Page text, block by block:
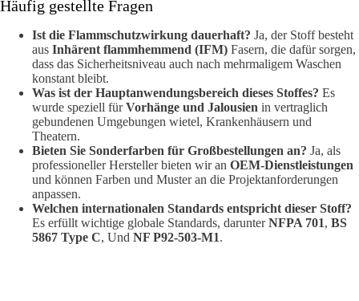
Häufig gestellte Fragen
Ist die Flammschutzwirkung dauerhaft? Ja, der Stoff besteht
aus Inhärent flammhemmend (IFM) Fasern, die dafür sorgen,
dass das Sicherheitsniveau auch nach mehrmaligem Waschen
konstant bleibt.
Was ist der Hauptanwendungsbereich dieses Stoffes? Es
wurde speziell fürVorhänge und Jalousien in vertraglich
gebundenen Umgebungen wietel, Krankenhäusern und
Theatern.
Bieten Sie Sonderfarben für Großbestellungen an? Ja, als
professioneller Hersteller bieten wir an OEM-Dienstleistungen
und können Farben und Muster an die Projektanforderungen
anpassen.
Welchen internationalen Standards entspricht dieser Stoff?
Es erfüllt wichtige globale Standards, darunterNFPA 701, BS
5867 Type C, Und NF P92-503-M1.